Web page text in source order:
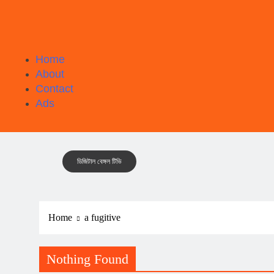
Home
About
Contact
Ads
ডিজিটাল বেঙ্গল টিভি
Home a fugitive
Nothing Found